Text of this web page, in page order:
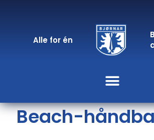
Alle for én
Beach-